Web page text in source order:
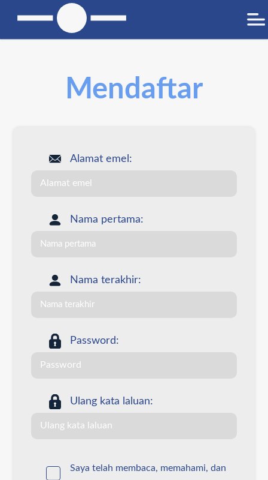
Mendaftar
Alamat emel:
Nama pertama:
Nama terakhir:
Password:
Ulang kata laluan:
Saya telah membaca, memahami, dan